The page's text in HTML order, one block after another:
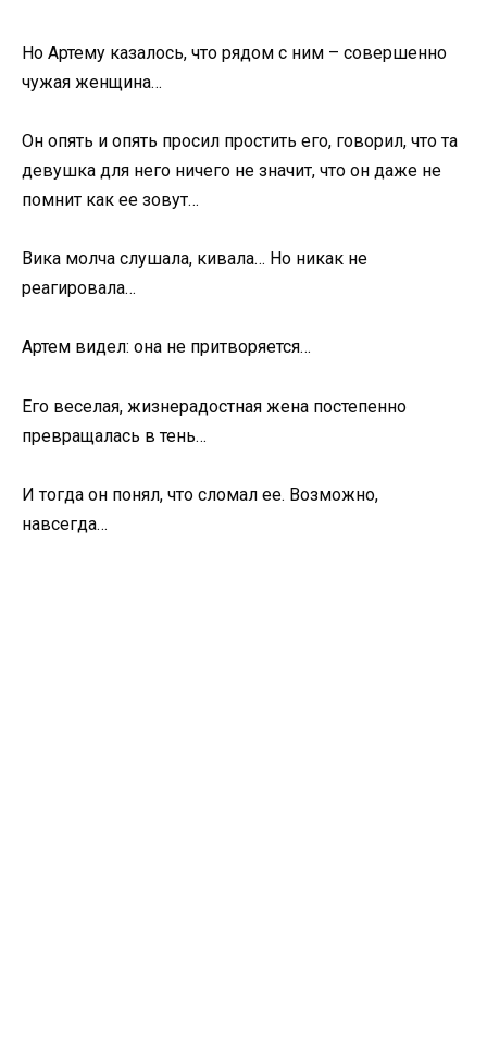
Но Артему казалось, что рядом с ним – совершенно
чужая женщина…
Он опять и опять просил простить его, говорил, что та
девушка для него ничего не значит, что он даже не
помнит как ее зовут…
Вика молча слушала, кивала… Но никак не
реагировала…
Артем видел: она не притворяется…
Его веселая, жизнерадостная жена постепенно
превращалась в тень…
И тогда он понял, что сломал ее. Возможно,
навсегда…